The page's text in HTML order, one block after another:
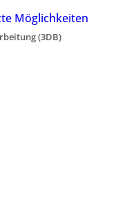
Möglichkeiten
(3DB)